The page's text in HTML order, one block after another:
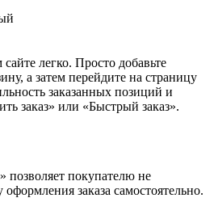
легко. Просто добавьте
а затем перейдите на страницу
заказанных позиций и
заказ» или «Быстрый заказ».
позволяет покупателю не
заказа самостоятельно.